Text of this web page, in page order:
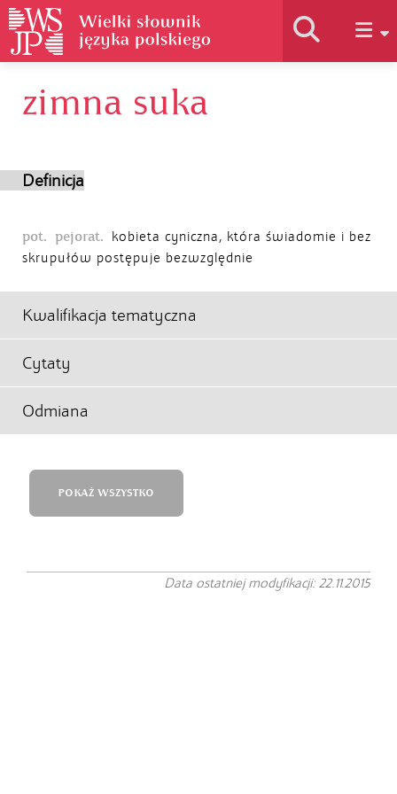
Historia słownika
zimna suka
Definicja
pot. pejorat.
kobieta cyniczna, która świadomie i bez
skrupułów postępuje bezwzględnie
Kwalifikacja tematyczna
Cytaty
Odmiana
POKAŻ WSZYSTKO
Data ostatniej modyfikacji: 22.11.2015